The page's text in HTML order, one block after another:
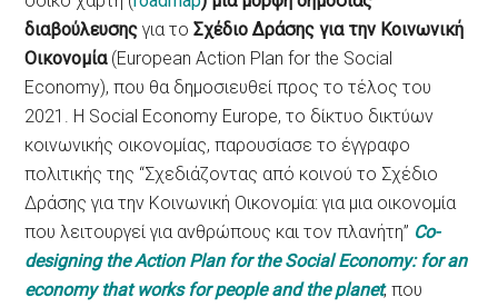
διαβούλευσης για τοΣχέδιο Δράσης για την Κοινωνική
Οικονομία(European Action Plan for the Social
Economy), που θα δημοσιευθεί προς το τέλος του
2021. H Social Economy Europe, το δίκτυο δικτύων
κοινωνικής οικονομίας, παρουσίασε το έγγραφο
πολιτικής της “Σχεδιάζοντας από κοινού το Σχέδιο
Δράσης για την Κοινωνική Οικονομία: για μια οικονομία
που λειτουργεί για ανθρώπους και τον πλανήτη” Co-
designing the Action Plan for the Social Economy: for an
economy that works for people and the planet, που